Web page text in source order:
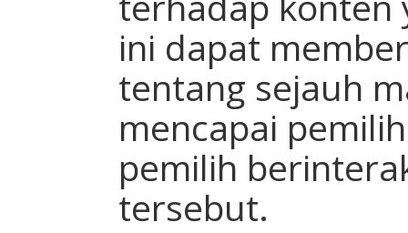
ini dapat
tentang sejauh
mencapai
pemilih
tersebut.